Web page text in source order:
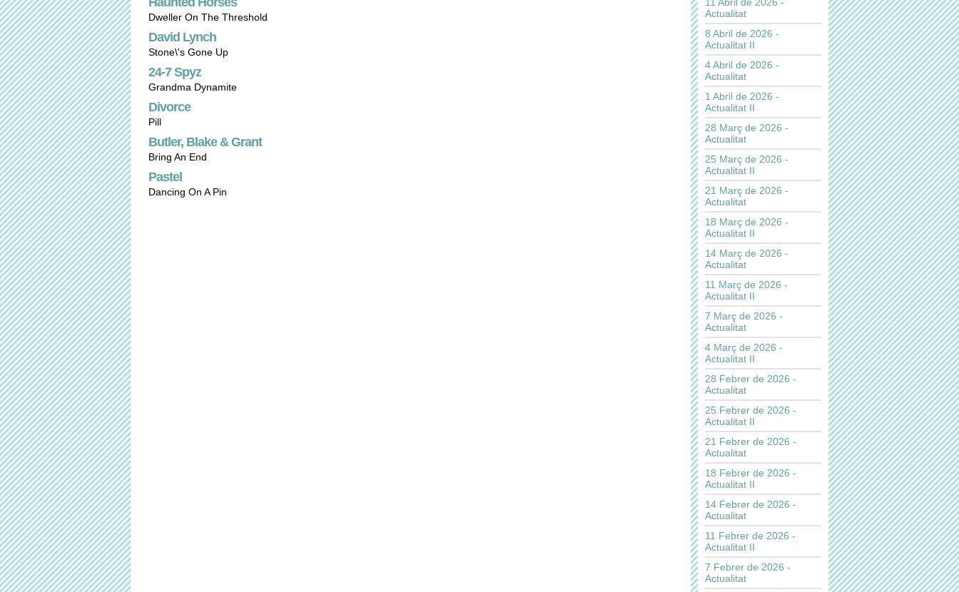
Dweller On The Threshold
David Lynch
Stone\'s Gone Up
24-7 Spyz
Grandma Dynamite
Divorce
Pill
Butler, Blake & Grant
Bring An End
Pastel
Dancing On A Pin
Actualitat
8 Abril de 2026 -
Actualitat II
4 Abril de 2026 -
Actualitat
1 Abril de 2026 -
Actualitat II
28 Març de 2026 -
Actualitat
25 Març de 2026 -
Actualitat II
21 Març de 2026 -
Actualitat
18 Març de 2026 -
Actualitat II
14 Març de 2026 -
Actualitat
11 Març de 2026 -
Actualitat II
7 Març de 2026 -
Actualitat
4 Març de 2026 -
Actualitat II
28 Febrer de 2026 -
Actualitat
25 Febrer de 2026 -
Actualitat II
21 Febrer de 2026 -
Actualitat
18 Febrer de 2026 -
Actualitat II
14 Febrer de 2026 -
Actualitat
11 Febrer de 2026 -
Actualitat II
7 Febrer de 2026 -
Actualitat